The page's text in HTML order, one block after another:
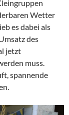
Wetter
es dabei als
des
jetzt
muss.
spannende